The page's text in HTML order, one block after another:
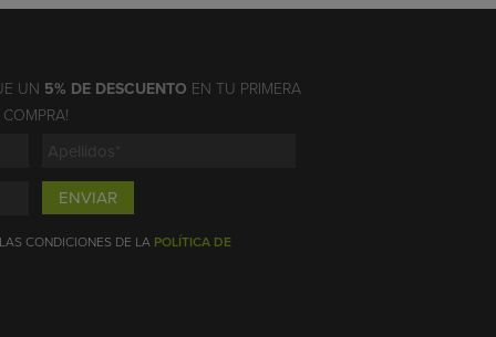
UN 5% DE DESCUENTO EN TU PRIMERA
COMPRA!
ENVIAR
CONDICIONES DE LA POLÍTICA DE